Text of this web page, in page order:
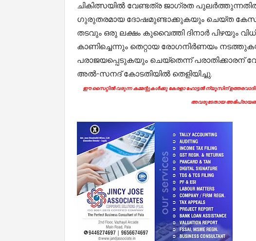
ചികിത്സയിൽ വേണ്ടത്ര ജാഗ്രത
ഗുരുതരമായ ദോഷമുണ്ടാക്കുകയും ചെയ്ത
തടവും ഒരു ലക്ഷം കുവൈത്തി ദിനാർ പിഴയും
കാണിച്ചെന്നും തെറ്റായ രോഗനിർണയം
പരാജയപ്പെടുകയും ചെയ്തെന്ന് പരാതിക്കാരന്
അൽ-സനദ് കോടതിയിൽ തെളിയിച്ചു.
ഈ സൈറ്റിൽ വരുന്ന കമ്മന്റുകൾക്കു കേരളാ ഹോട്ടൽ ന്യൂസിന്
അവരുടേതായ